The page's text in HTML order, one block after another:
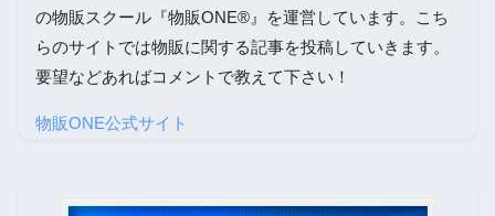
の物販スクール『物販ONE®』を運営しています。こち
らのサイトでは物販に関する記事を投稿していきます。
要望などあればコメントで教えて下さい！
物販ONE公式サイト